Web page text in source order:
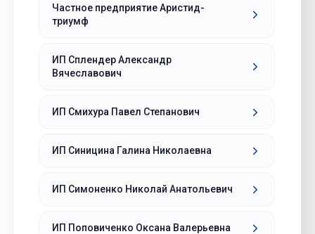
Частное предприятие Аристид-
триумф
ИП Сплендер Александр
Вячеславович
ИП Смихура Павел Степанович
ИП Синицина Галина Николаевна
ИП Симоненко Николай Анатольевич
ИП Поповиченко Оксана Валерьевна